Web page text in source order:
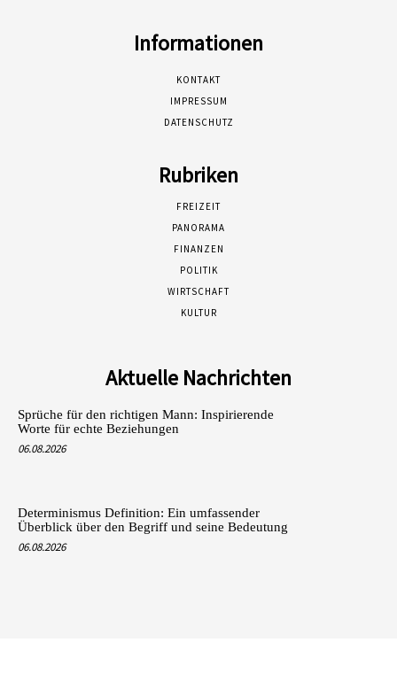
Informationen
KONTAKT
IMPRESSUM
DATENSCHUTZ
Rubriken
FREIZEIT
PANORAMA
FINANZEN
POLITIK
WIRTSCHAFT
KULTUR
Aktuelle Nachrichten
Sprüche für den richtigen Mann: Inspirierende
Worte für echte Beziehungen
06.08.2026
Determinismus Definition: Ein umfassender
Überblick über den Begriff und seine Bedeutung
06.08.2026